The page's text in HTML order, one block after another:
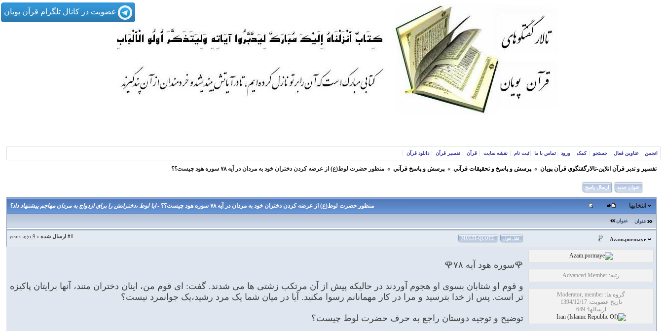
عضویت در کانال تلگرام قرآن پویان
انجمن عناوین فعال جستجو کمک ورود تماس با ما ثبت نام نقشه سایت قرآن تفسیر قرآن دانلود قرآن
تفسير و‌ تدبر قرآن انلاين-تالارگفتگوي قرآن پویان » پرسش و پاسخ و تحقيقات قرآني » پرسش و پاسخ قرآني » منظور حضرت لوط(ع) از عرضه کردن دختران خود به مردان در آیه ۷۸ سوره هود چیست؟؟
عنوان جدید ارسال پاسخ
منظور حضرت لوط(ع) از عرضه کردن دختران خود به مردان در آیه ۷۸ سوره هود چیست؟؟ - ايا لوط ،دخترانش را براي ازدواج به مردان مهاجم پيشنهاد داد؟ انتخابها
عنوان عنوان
Azam.pormaye
#1 ارسال شده : 9 years ago نقل قول MULTI-QUOTE
رتبه: Advanced Member
گروه ها: Moderator, member
تاریخ عضویت: 1394/12/17
ارسالها: 649
🌹سوره هود آیه ۷۸🌹
و قوم او شتابان بسوی او هجوم آوردند در حالیکه پیش از آن مرتکب زشتی ها می شدند. گفت: ای قوم من، اینان دختران منند، آنها برایتان پاکیزه
تر است. پس از خدا بترسید و مرا در کار مهمانانم رسوا مکنید. آیا در میان شما یک مرد رشید،یک جوانمرد نیست؟
توضیح و توجیه دوستان راجع به حرف حضرت لوط چیست؟